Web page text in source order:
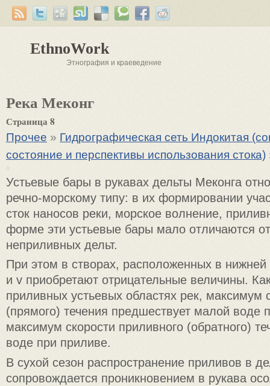
EthnoWork
Этнография и краеведение
Река Меконг
Страница 8
Прочее » Гидрографическая сеть Индокитая
состояние и перспективы использования стока)
Устьевые бары в рукавах дельты Меконга
речно-морскому типу: в их формировании
сток наносов реки, морское волнение,
форме эти устьевые бары мало отличаются
неприливных дельт.
При этом в створах, расположенных в нижней
и v приобретают отрицательные величины.
приливных устьевых областях рек, максимум
(прямого) течения предшествует малой воде
максимум скорости приливного (обратного)
воде при приливе.
В сухой сезон распространение приливов в
сопровождается проникновением в рукава